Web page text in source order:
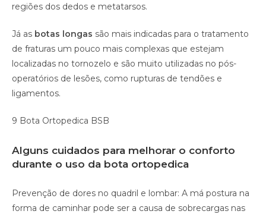
regiões dos dedos e metatarsos.
Já as botas longas são mais indicadas para o tratamento
de fraturas um pouco mais complexas que estejam
localizadas no tornozelo e são muito utilizadas no pós-
operatórios de lesões, como rupturas de tendões e
ligamentos.
9 Bota Ortopedica BSB
Alguns cuidados para melhorar o conforto
durante o uso da bota ortopedica
Prevenção de dores no quadril e lombar: A má postura na
forma de caminhar pode ser a causa de sobrecargas nas